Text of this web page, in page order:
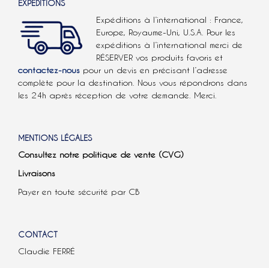
EXPÉDITIONS
Expéditions à l’international : France,
Europe, Royaume-Uni, U.S.A. Pour les
expéditions à l’international merci de
RÉSERVER vos produits favoris et
contactez-nous pour un devis en précisant l’adresse
complète pour la destination. Nous vous répondrons dans
les 24h après réception de votre demande. Merci.
MENTIONS LÉGALES
Consultez notre politique de vente (CVG)
Livraisons
Payer en toute sécurité par CB
CONTACT
Claudie FERRÉ